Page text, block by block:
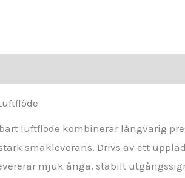
luftflöde kombinerar långvarig
smakleverans. Drivs av ett
mjuk ånga, stabilt